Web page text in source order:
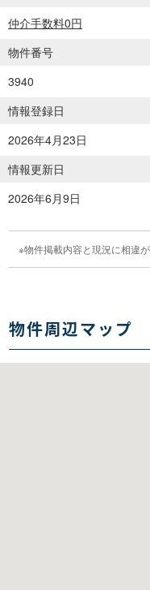
仲介手数料0円
物件番号
3940
情報登録日
2026年4月23日
情報更新日
2026年6月9日
物件掲載内容と現況に相違
物件周辺マップ